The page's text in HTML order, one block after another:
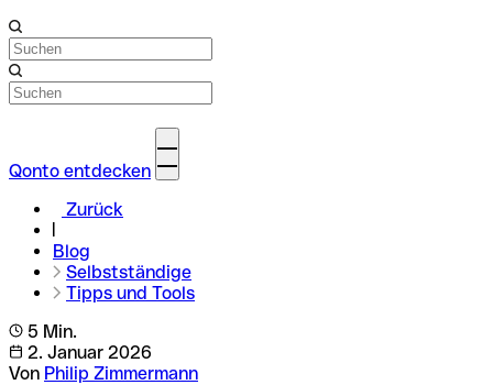
Qonto entdecken
Zurück
Blog
Selbstständige
Tipps und Tools
5 Min.
2. Januar 2026
Von Philip Zimmermann